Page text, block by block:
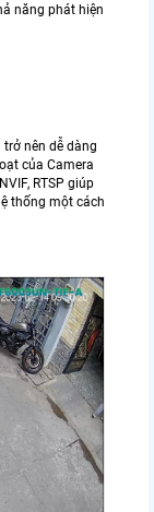
năng phát hiện
nên dễ dàng
của Camera
RTSP giúp
thống một cách